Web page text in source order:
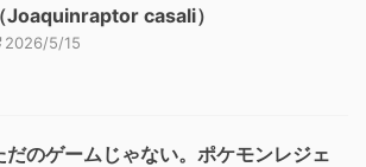
（Joaquinraptor casali）
2026/5/15
だのゲームじゃない。ポケモンレジェ